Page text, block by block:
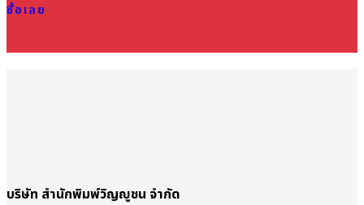
ซื้อเลย
บริษัท สำนักพิมพ์วิญญูชน จำกัด